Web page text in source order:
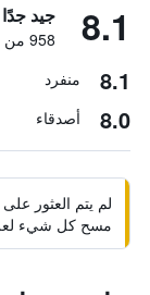
8.1 جيد جدًا
958 من التقييمات تم التحقق منها
8.1 منفرد
8.0 أصدقاء
لم يتم العثور
مسح كل شيء